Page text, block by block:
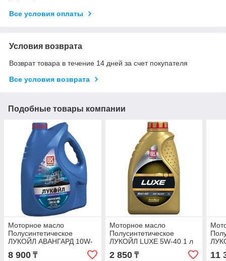
Все условия оплаты
Условия возврата
Возврат товара в течение 14 дней за счет покупателя
Все условия возврата
Подобные товары компании
Моторное масло
Полусинтетическое
ЛУКОЙЛ АВАНГАРД 10W-
8 900 ₸
Моторное масло
Полусинтетическое
ЛУКОЙЛ LUXE 5W-40 1 л
2 850₸ 11